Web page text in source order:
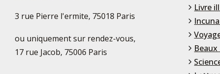
3 rue Pierre l'ermite, 75018 Paris
ou uniquement sur rendez-vous,
17 rue Jacob, 75006 Paris
Livre